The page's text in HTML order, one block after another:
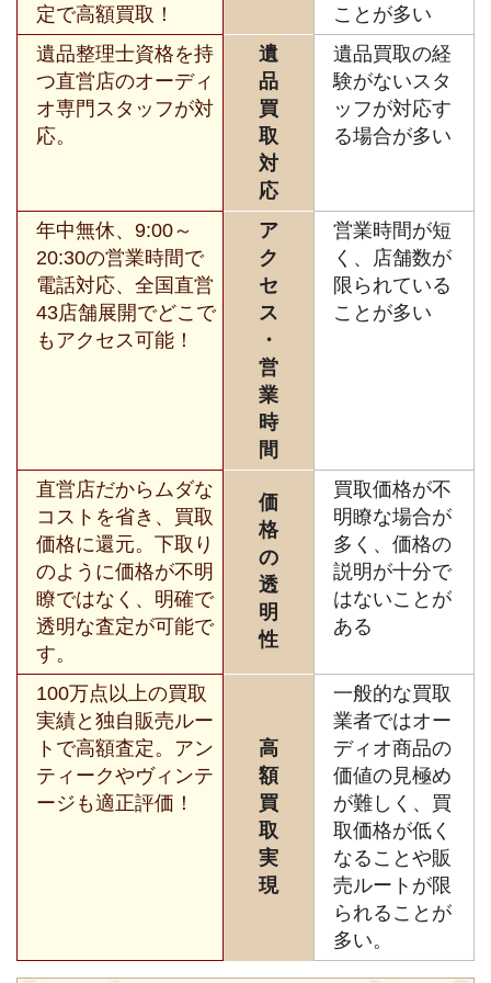
定で高額買取！
ことが多い
遺品整理士資格を持
つ直営店のオーディ
オ専門スタッフが対
応。
遺
品
買
取
対
応
遺品買取の経
験がないスタ
ッフが対応す
る場合が多い
年中無休、9:00～
20:30の営業時間で
電話対応、全国直営
43店舗展開でどこで
もアクセス可能！
ア
ク
セ
ス
・
営
業
時
間
営業時間が短
く、店舗数が
限られている
ことが多い
直営店だからムダな
コストを省き、買取
価格に還元。下取り
のように価格が不明
瞭ではなく、明確で
透明な査定が可能で
す。
価
格
の
透
明
性
買取価格が不
明瞭な場合が
多く、価格の
説明が十分で
はないことが
ある
100万点以上の買取
実績と独自販売ルー
トで高額査定。アン
ティークやヴィンテ
ージも適正評価！
高
額
買
取
実
現
一般的な買取
業者ではオー
ディオ商品の
価値の見極め
が難しく、買
取価格が低く
なることや販
売ルートが限
られることが
多い。